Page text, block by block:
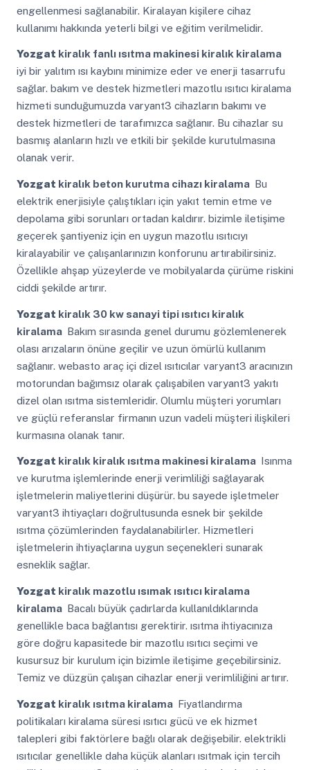
engellenmesi sağlanabilir. Kiralayan kişilere cihaz
kullanımı hakkında yeterli bilgi ve eğitim verilmelidir.
Yozgat kiralık fanlı ısıtma makinesi kiralık kiralama
iyi bir yalıtım ısı kaybını minimize eder ve enerji tasarrufu
sağlar. bakım ve destek hizmetleri mazotlu ısıtıcı kiralama
hizmeti sunduğumuzda varyant3 cihazların bakımı ve
destek hizmetleri de tarafımızca sağlanır. Bu cihazlar su
basmış alanların hızlı ve etkili bir şekilde kurutulmasına
olanak verir.
Yozgat kiralık beton kurutma cihazı kiralama Bu
elektrik enerjisiyle çalıştıkları için yakıt temin etme ve
depolama gibi sorunları ortadan kaldırır. bizimle iletişime
geçerek şantiyeniz için en uygun mazotlu ısıtıcıyı
kiralayabilir ve çalışanlarınızın konforunu artırabilirsiniz.
Özellikle ahşap yüzeylerde ve mobilyalarda çürüme riskini
ciddi şekilde artırır.
Yozgat kiralık 30 kw sanayi tipi ısıtıcı kiralık
kiralama Bakım sırasında genel durumu gözlemlenerek
olası arızaların önüne geçilir ve uzun ömürlü kullanım
sağlanır. webasto araç içi dizel ısıtıcılar varyant3 aracınızın
motorundan bağımsız olarak çalışabilen varyant3 yakıtı
dizel olan ısıtma sistemleridir. Olumlu müşteri yorumları
ve güçlü referanslar firmanın uzun vadeli müşteri ilişkileri
kurmasına olanak tanır.
Yozgat kiralık kiralık ısıtma makinesi kiralama Isınma
ve kurutma işlemlerinde enerji verimliliği sağlayarak
işletmelerin maliyetlerini düşürür. bu sayede işletmeler
varyant3 ihtiyaçları doğrultusunda esnek bir şekilde
ısıtma çözümlerinden faydalanabilirler. Hizmetleri
işletmelerin ihtiyaçlarına uygun seçenekleri sunarak
esneklik sağlar.
Yozgat kiralık mazotlu ısımak ısıtıcı kiralama
kiralama Bacalı büyük çadırlarda kullanıldıklarında
genellikle baca bağlantısı gerektirir. ısıtma ihtiyacınıza
göre doğru kapasitede bir mazotlu ısıtıcı seçimi ve
kusursuz bir kurulum için bizimle iletişime geçebilirsiniz.
Temiz ve düzgün çalışan cihazlar enerji verimliliğini artırır.
Yozgat kiralık ısıtma kiralama Fiyatlandırma
politikaları kiralama süresi ısıtıcı gücü ve ek hizmet
talepleri gibi faktörlere bağlı olarak değişebilir. elektrikli
ısıtıcılar genellikle daha küçük alanları ısıtmak için tercih